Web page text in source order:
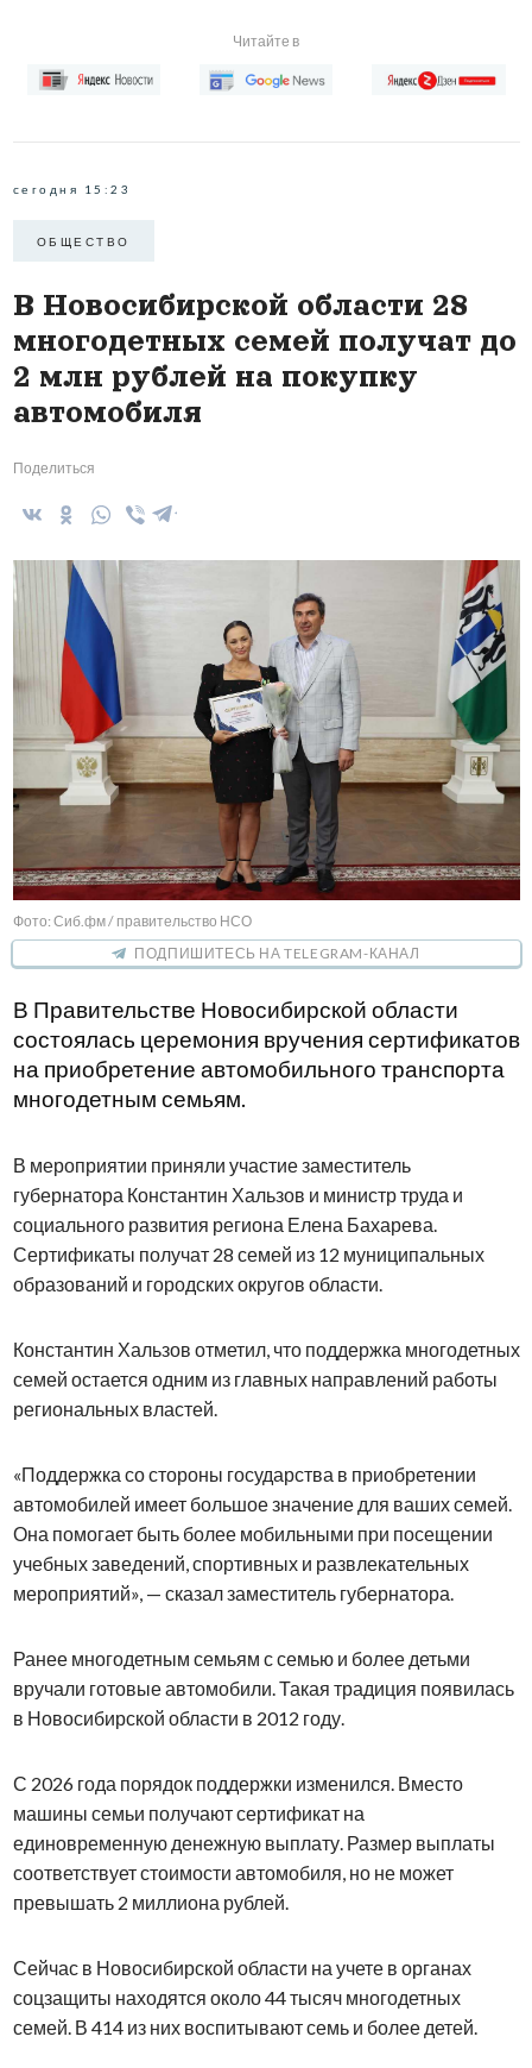
Читайте в
сегодня 15:23
ОБЩЕСТВО
В Новосибирской области 28
многодетных семей получат до
2 млн рублей на покупку
автомобиля
Поделиться
Фото: Сиб.фм / правительство НСО
ПОДПИШИТЕСЬ НА TELEGRAM-КАНАЛ
В Правительстве Новосибирской области
состоялась церемония вручения сертификатов
на приобретение автомобильного транспорта
многодетным семьям.
В мероприятии приняли участие заместитель
губернатора Константин Хальзов и министр труда и
социального развития региона Елена Бахарева.
Сертификаты получат 28 семей из 12 муниципальных
образований и городских округов области.
Константин Хальзов отметил, что поддержка многодетных
семей остается одним из главных направлений работы
региональных властей.
«Поддержка со стороны государства в приобретении
автомобилей имеет большое значение для ваших семей.
Она помогает быть более мобильными при посещении
учебных заведений, спортивных и развлекательных
мероприятий», — сказал заместитель губернатора.
Ранее многодетным семьям с семью и более детьми
вручали готовые автомобили. Такая традиция появилась
в Новосибирской области в 2012 году.
С 2026 года порядок поддержки изменился. Вместо
машины семьи получают сертификат на
единовременную денежную выплату. Размер выплаты
соответствует стоимости автомобиля, но не может
превышать 2 миллиона рублей.
Сейчас в Новосибирской области на учете в органах
соцзащиты находятся около 44 тысяч многодетных
семей. В 414 из них воспитывают семь и более детей.